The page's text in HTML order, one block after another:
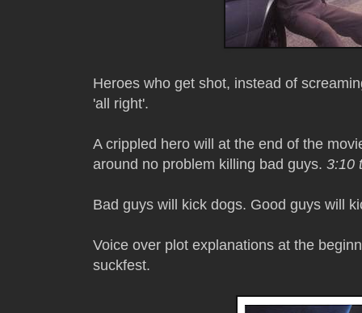
Heroes who get shot, instead of
'all right'.
A crippled hero will at the end of the
around no problem killing bad guys. 3:10
Bad guys will kick dogs. Good guys will
Voice over plot explanations at the
suckfest.